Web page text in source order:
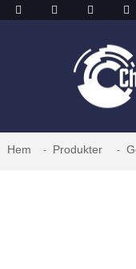
Hem Produkter